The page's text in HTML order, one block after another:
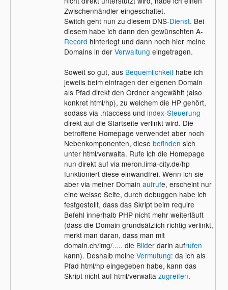
Zwischenhändler eingeschaltet.
Switch geht nun zu diesem DNS-Dienst. Bei
diesem habe ich dann den gewünschten A-
Record hinterlegt und dann noch hier meine
Domains in der Verwaltung eingetragen.
Soweit so gut, aus Bequemlichkeithabe ich
jeweils beim eintragen der eigenen Domain
als Pfad direkt den Ordner angewählt (also
konkret html/hp), zu welchem die HP gehört,
sodass via .htaccess und index-Steuerung
direkt auf die Startseite verlinkt wird. Die
betroffene Homepage verwendet aber noch
Nebenkomponenten, diese befinden sich
unter html/verwalta. Rufe ich die Homepage
nun direkt auf via meron.lima-city.de/hp
funktioniert diese einwandfrei. Wenn ich sie
aber via meiner Domain aufrufe, erscheint nur
eine weisse Seite, durch debuggen habe ich
festgestellt, dass das Skript beim require
Befehl innerhalb PHP nicht mehr weiterläuft
(dass die Domain grundsätzlich richtig verlinkt,
merkt man daran, dass man mit
domain.ch/img/..... die Bilder darin aufrufen
kann). Deshalb meine Vermutung: da ich als
Pfad html/hp eingegeben habe, kann das
Skript nicht auf html/verwalta zugreifen.